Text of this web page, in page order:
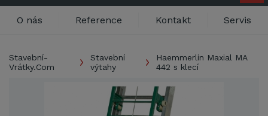
O nás Reference Kontakt Servis
Stavební-
Vrátky.Com
Stavební
výtahy
Haemmerlin Maxial MA
442 s klecí